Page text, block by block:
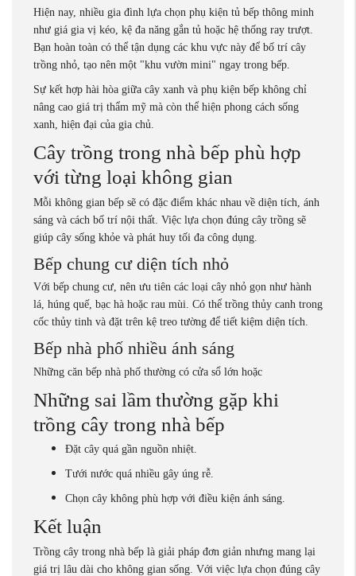
Hiện nay, nhiều gia đình lựa chọn phụ kiện tủ bếp thông minh
như giá gia vị kéo, kệ đa năng gắn tủ hoặc hệ thống ray trượt.
Bạn hoàn toàn có thể tận dụng các khu vực này để bố trí cây
trồng nhỏ, tạo nên một "khu vườn mini" ngay trong bếp.
Sự kết hợp hài hòa giữa cây xanh và phụ kiện bếp không chỉ
nâng cao giá trị thẩm mỹ mà còn thể hiện phong cách sống
xanh, hiện đại của gia chủ.
Cây trồng trong nhà bếp phù hợp
với từng loại không gian
Mỗi không gian bếp sẽ có đặc điểm khác nhau về diện tích, ánh
sáng và cách bố trí nội thất. Việc lựa chọn đúng cây trồng sẽ
giúp cây sống khỏe và phát huy tối đa công dụng.
Bếp chung cư diện tích nhỏ
Với bếp chung cư, nên ưu tiên các loại cây nhỏ gọn như hành
lá, húng quế, bạc hà hoặc rau mùi. Có thể trồng thủy canh trong
cốc thủy tinh và đặt trên kệ treo tường để tiết kiệm diện tích.
Bếp nhà phố nhiều ánh sáng
Những căn bếp nhà phố thường có cửa sổ lớn hoặc
Những sai lầm thường gặp khi
trồng cây trong nhà bếp
Đặt cây quá gần nguồn nhiệt.
Tưới nước quá nhiều gây úng rễ.
Chọn cây không phù hợp với điều kiện ánh sáng.
Kết luận
Trồng cây trong nhà bếp là giải pháp đơn giản nhưng mang lại
giá trị lâu dài cho không gian sống. Với việc lựa chọn đúng cây